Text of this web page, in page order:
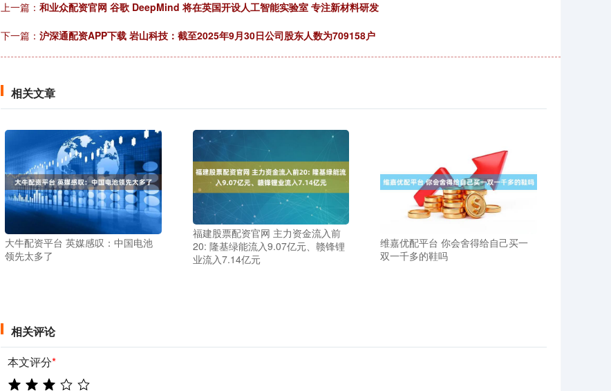
上一篇： 和业众配资官网 谷歌 DeepMind 将在英国开设人工智能实验室 专注新材料研发
下一篇： 沪深通配资APP下载 岩山科技：截至2025年9月30日公司股东人数为709158户
相关文章
大牛配资平台 英媒感叹：中国电池
领先太多了
福建股票配资官网 主力资金流入前
20: 隆基绿能流入9.07亿元、赣锋锂
业流入7.14亿元
维嘉优配平台 你会舍得给自己买一
双一千多的鞋吗
相关评论
本文评分*